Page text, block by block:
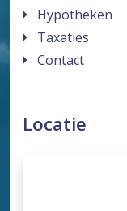
Hypotheken
Taxaties
Contact
Locatie